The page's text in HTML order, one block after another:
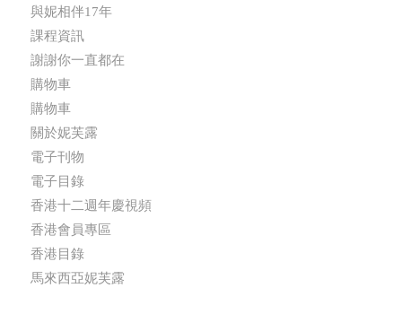
與妮相伴17年
課程資訊
謝謝你一直都在
購物車
購物車
關於妮芙露
電子刊物
電子目錄
香港十二週年慶視頻
香港會員專區
香港目錄
馬來西亞妮芙露